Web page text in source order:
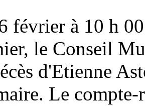
février à 10 h
le Conseil
d'Etienne
Le